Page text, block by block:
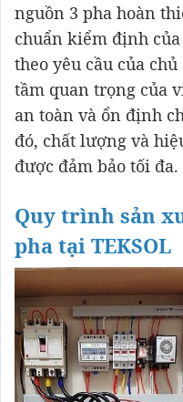
nguồn 3 pha hoàn
chuẩn kiểm định
theo yêu cầu của
tầm quan trọng của
an toàn và ổn định
đó, chất lượng và
được đảm bảo tối đa.
Quy trình sản
pha tại TEKSOL